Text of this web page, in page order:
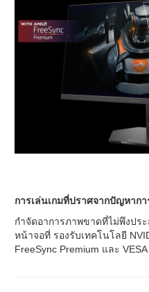
การเล่นเกมที่ปราศจากปัญหาก
กำจัดอาการภาพขาดที่ไม่พึงปร
หน้าจอที่ รองรับเทคโนโลยี
FreeSync Premium และ